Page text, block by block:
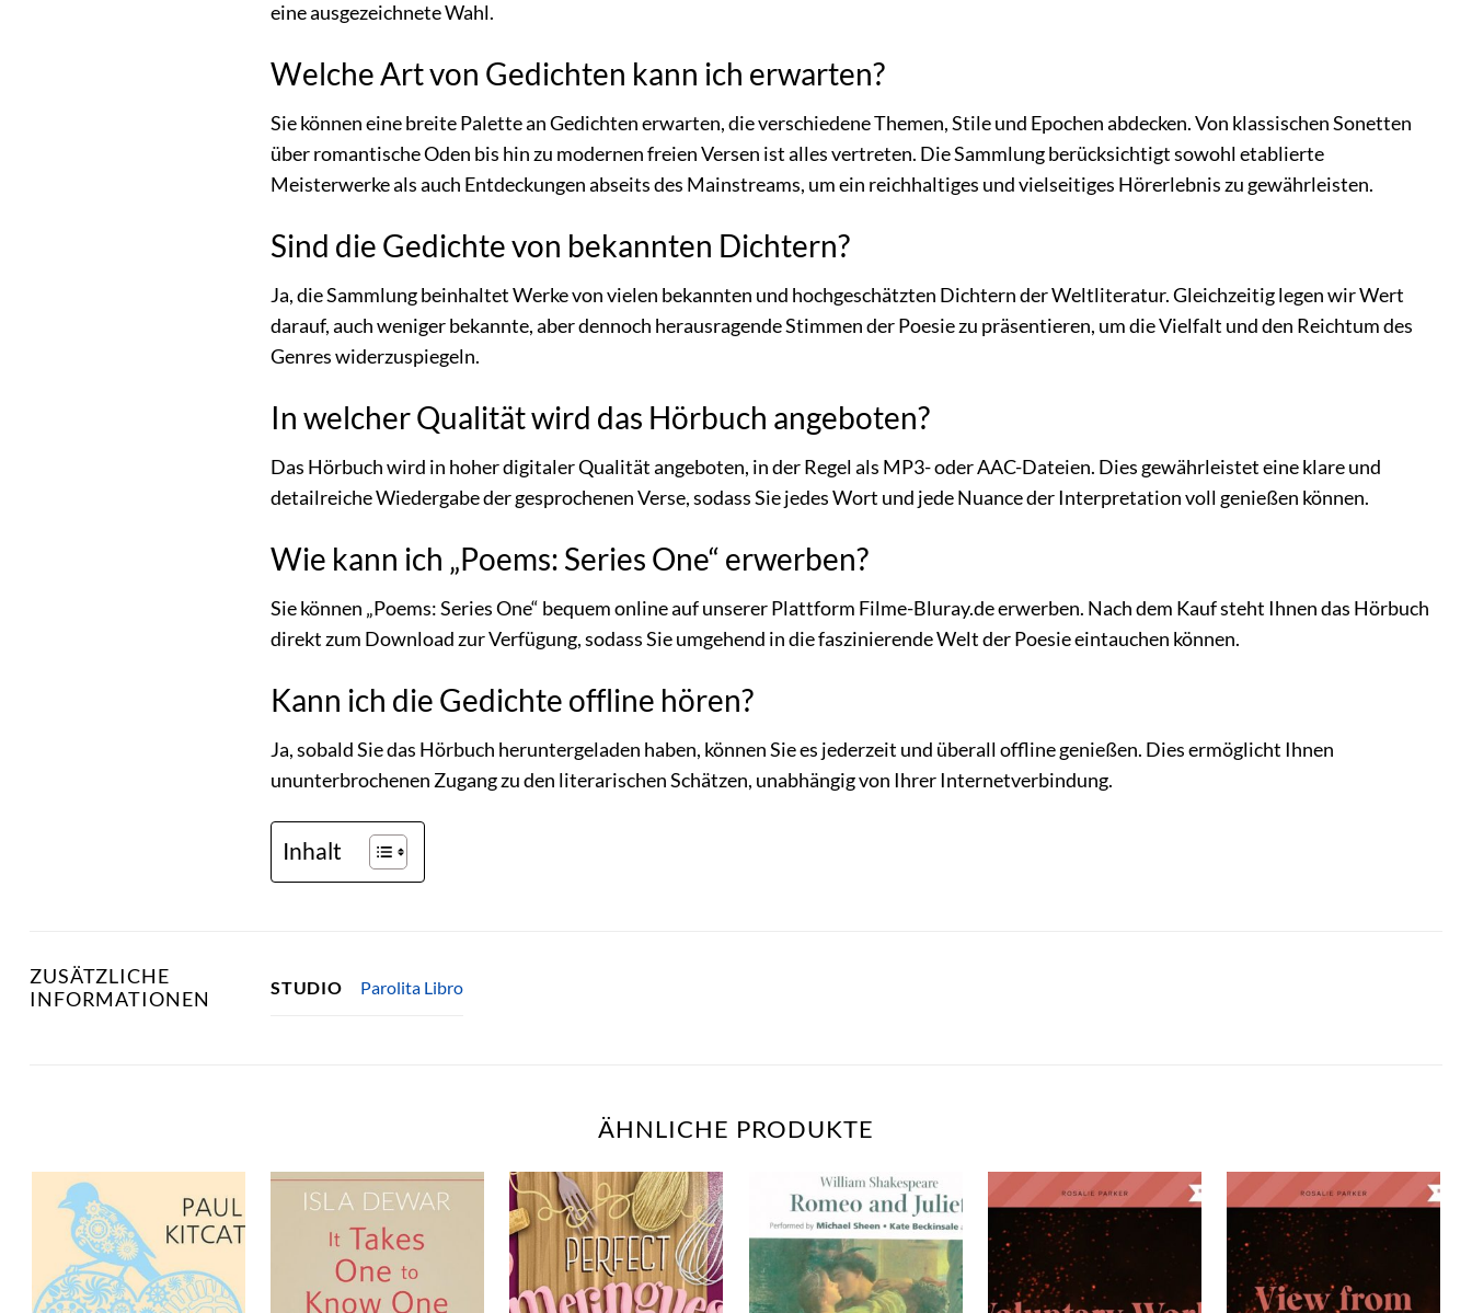
eine ausgezeichnete Wahl.
Welche Art von Gedichten kann ich erwarten?
Sie können eine breite Palette an Gedichten erwarten, die verschiedene Themen, Stile und Epochen abdecken. Von klassischen Sonetten
über romantische Oden bis hin zu modernen freien Versen ist alles vertreten. Die Sammlung berücksichtigt sowohl etablierte
Meisterwerke als auch Entdeckungen abseits des Mainstreams, um ein reichhaltiges und vielseitiges Hörerlebnis zu gewährleisten.
Sind die Gedichte von bekannten Dichtern?
Ja, die Sammlung beinhaltet Werke von vielen bekannten und hochgeschätzten Dichtern der Weltliteratur. Gleichzeitig legen wir Wert
darauf, auch weniger bekannte, aber dennoch herausragende Stimmen der Poesie zu präsentieren, um die Vielfalt und den Reichtum des
Genres widerzuspiegeln.
In welcher Qualität wird das Hörbuch angeboten?
Das Hörbuch wird in hoher digitaler Qualität angeboten, in der Regel als MP3- oder AAC-Dateien. Dies gewährleistet eine klare und
detailreiche Wiedergabe der gesprochenen Verse, sodass Sie jedes Wort und jede Nuance der Interpretation voll genießen können.
Wie kann ich „Poems: Series One“ erwerben?
Sie können „Poems: Series One“ bequem online auf unserer Plattform Filme-Bluray.de erwerben. Nach dem Kauf steht Ihnen das Hörbuch
direkt zum Download zur Verfügung, sodass Sie umgehend in die faszinierende Welt der Poesie eintauchen können.
Kann ich die Gedichte offline hören?
Ja, sobald Sie das Hörbuch heruntergeladen haben, können Sie es jederzeit und überall offline genießen. Dies ermöglicht Ihnen
ununterbrochenen Zugang zu den literarischen Schätzen, unabhängig von Ihrer Internetverbindung.
Inhalt
ZUSÄTZLICHE
INFORMATIONEN
STUDIO Parolita Libro
ÄHNLICHE PRODUKTE